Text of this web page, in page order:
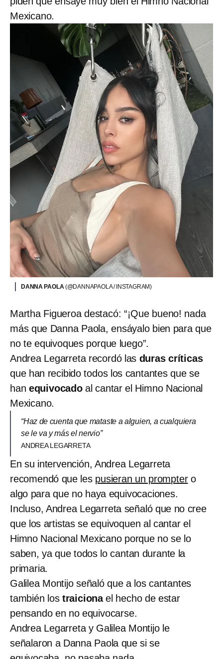
Mexicano.
DANNA PAOLA(@DANNAPAOLA / INSTAGRAM)
Martha Figueroa destacó: “¡Que bueno! nada
más que Danna Paola, ensáyalo bien para que
no te equivoques porque luego”.
Andrea Legarreta recordó las duras críticas
que han recibido todos los cantantes que se
han equivocadoal cantar el Himno Nacional
Mexicano.
“Haz de cuenta que mataste a alguien, a cualquiera
se le va y más el nervio”
ANDREA LEGARRETA
En su intervención, Andrea Legarreta
recomendó que les pusieran un promptero
algo para que no haya equivocaciones.
Incluso, Andrea Legarreta señaló que no cree
que los artistas se equivoquen al cantar el
Himno Nacional Mexicano porque no se lo
saben, ya que todos lo cantan durante la
primaria.
Galilea Montijo señaló que a los cantantes
también los traicionael hecho de estar
pensando en no equivocarse.
Andrea Legarreta y Galilea Montijo le
señalaron a Danna Paola que si se